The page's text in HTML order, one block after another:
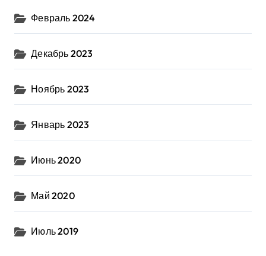
Февраль 2024
Декабрь 2023
Ноябрь 2023
Январь 2023
Июнь 2020
Май 2020
Июль 2019